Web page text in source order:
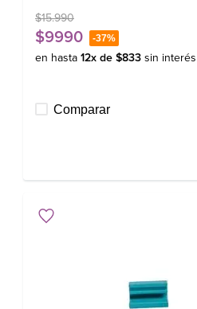
$15.990
$9990 -37%
en hasta 12x de $833 sin interés
Comparar